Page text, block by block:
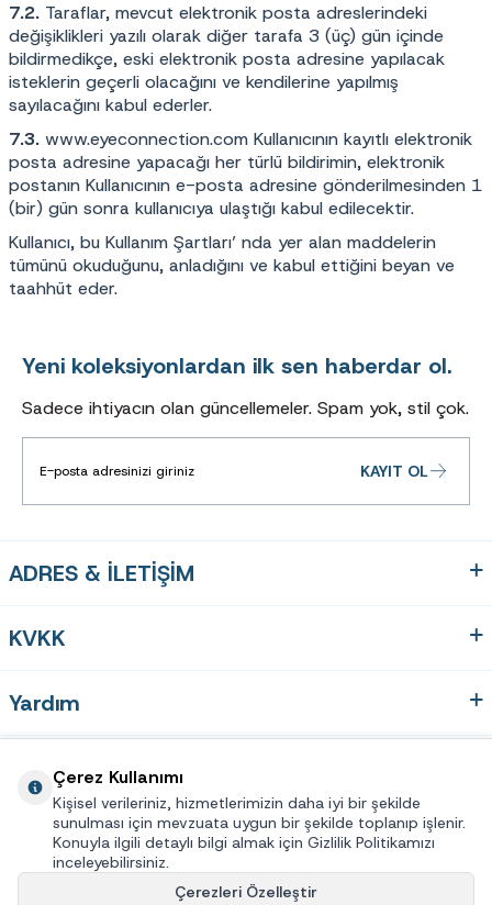
7.2. Taraflar, mevcut elektronik posta adreslerindeki
değişiklikleri yazılı olarak diğer tarafa 3 (üç) gün içinde
bildirmedikçe, eski elektronik posta adresine yapılacak
isteklerin geçerli olacağını ve kendilerine yapılmış
sayılacağını kabul ederler.
7.3. www.eyeconnection.com Kullanıcının kayıtlı elektronik
posta adresine yapacağı her türlü bildirimin, elektronik
postanın Kullanıcının e-posta adresine gönderilmesinden 1
(bir) gün sonra kullanıcıya ulaştığı kabul edilecektir.
Kullanıcı, bu Kullanım Şartları’ nda yer alan maddelerin
tümünü okuduğunu, anladığını ve kabul ettiğini beyan ve
taahhüt eder.
Yeni koleksiyonlardan ilk sen haberdar ol.
Sadece ihtiyacın olan güncellemeler. Spam yok, stil çok.
KAYIT OL
ADRES & İLETİŞİM
KVKK
Yardım
Hızlı Erişim
Çerez Kullanımı
Kişisel verileriniz, hizmetlerimizin daha iyi bir şekilde
sunulması için mevzuata uygun bir şekilde toplanıp işlenir.
Konuyla ilgili detaylı bilgi almak için Gizlilik Politikamızı
inceleyebilirsiniz.
Çerezleri Özelleştir